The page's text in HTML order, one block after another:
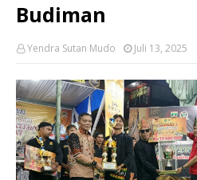
Budiman
Yendra Sutan Mudo Juli 13, 2025